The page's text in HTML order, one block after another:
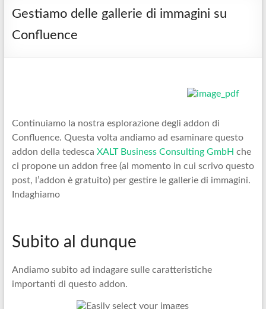
Gestiamo delle gallerie di immagini su
Confluence
Continuiamo la nostra esplorazione degli addon di
Confluence. Questa volta andiamo ad esaminare questo
addon della tedesca XALT Business Consulting GmbH che
ci propone un addon free (al momento in cui scrivo questo
post, l’addon è gratuito) per gestire le gallerie di immagini.
Indaghiamo
Subito al dunque
Andiamo subito ad indagare sulle caratteristiche
importanti di questo addon.